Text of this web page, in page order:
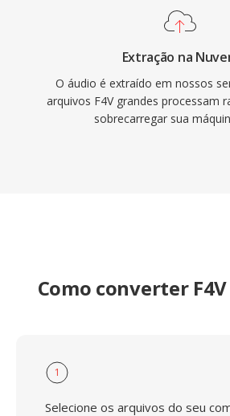
Extração na
O áudio é extraído em nossos
arquivos F4V grandes processam
sobrecarregar sua
Como converter
1
Selecione os arquivos do seu